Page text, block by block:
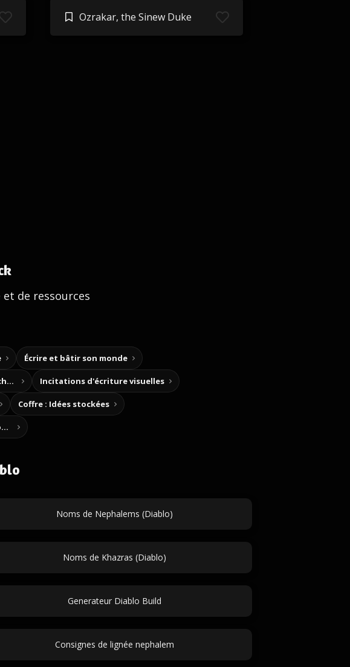
Ozrakar, the Sinew Duke
de ressources
Écrire et bâtir son monde
Créez vos propres aventures à choix Incitations d'écriture visuelles
Coffre : Idées stockées
Notes d’histoire (Extension Chrome)
Noms de Nephalems (Diablo)
Noms de Khazras (Diablo)
Generateur Diablo Build
Consignes de lignée nephalem